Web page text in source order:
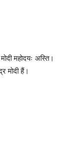
महोदयः अस्ति।
मोदी हैं।